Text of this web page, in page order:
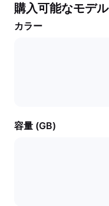
購入可能なモデル
カラー
容量 (GB)